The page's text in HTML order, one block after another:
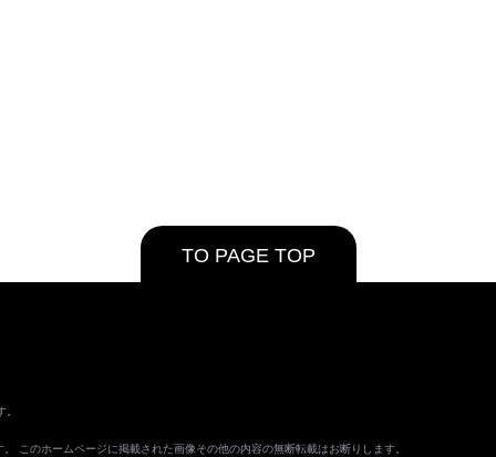
TO PAGE TOP
このホームページに掲載された画像その他の内容の無断転載はお断りします。